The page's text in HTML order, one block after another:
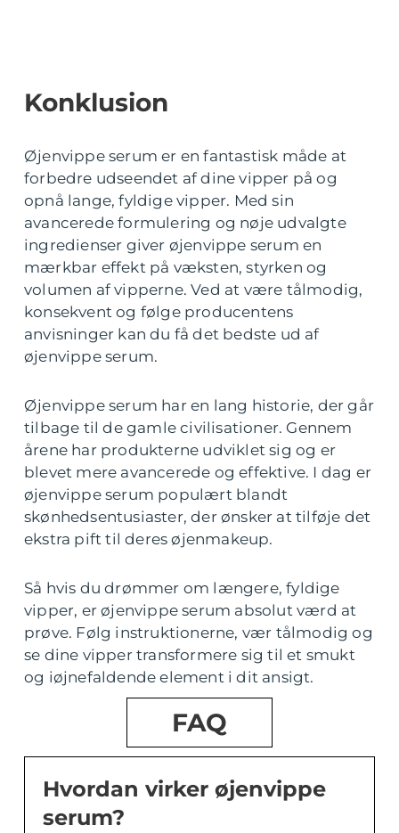
Konklusion
Øjenvippe serum er en fantastisk måde at
forbedre udseendet af dine vipper på og
opnå lange, fyldige vipper. Med sin
avancerede formulering og nøje udvalgte
ingredienser giver øjenvippe serum en
mærkbar effekt på væksten, styrken og
volumen af vipperne. Ved at være tålmodig,
konsekvent og følge producentens
anvisninger kan du få det bedste ud af
øjenvippe serum.
Øjenvippe serum har en lang historie, der går
tilbage til de gamle civilisationer. Gennem
årene har produkterne udviklet sig og er
blevet mere avancerede og effektive. I dag er
øjenvippe serum populært blandt
skønhedsentusiaster, der ønsker at tilføje det
ekstra pift til deres øjenmakeup.
Så hvis du drømmer om længere, fyldige
vipper, er øjenvippe serum absolut værd at
prøve. Følg instruktionerne, vær tålmodig og
se dine vipper transformere sig til et smukt
og iøjnefaldende element i dit ansigt.
FAQ
Hvordan virker øjenvippe
serum?